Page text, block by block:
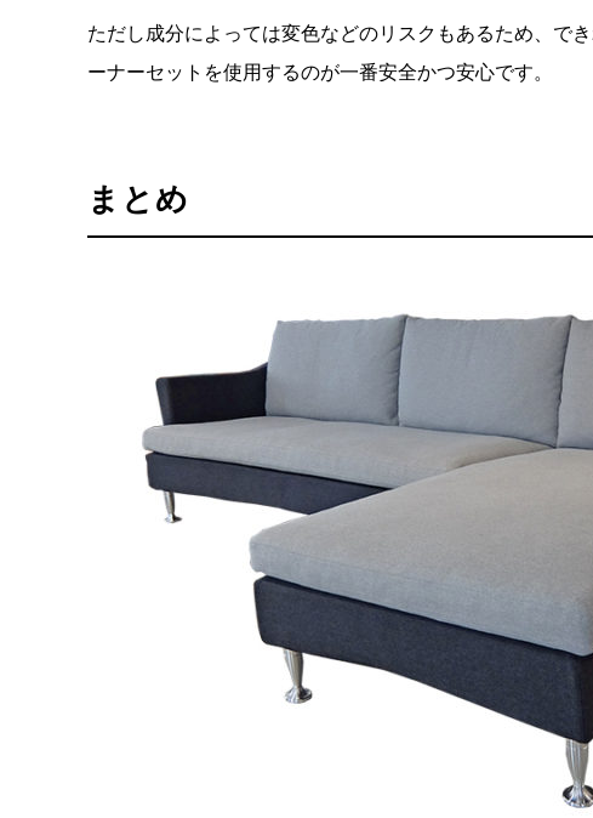
ただし成分によっては変色などのリスクもあるため、で
ーナーセットを使用するのが一番安全かつ安心です。
まとめ